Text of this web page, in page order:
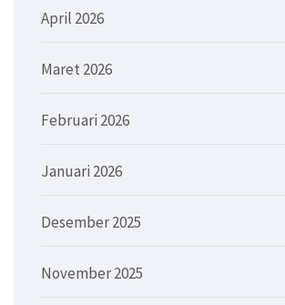
April 2026
Maret 2026
Februari 2026
Januari 2026
Desember 2025
November 2025